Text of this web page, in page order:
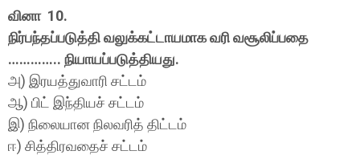
வினா 10.
நிர்பந்தப்படுத்தி வலுக்கட்டாயமாக வரி வசூலிப்பதை
………….. நியாயப்படுத்தியது.
அ) இரயத்துவாரி சட்டம்
ஆ) பிட் இந்தியச் சட்டம்
இ) நிலையான நிலவரித் திட்டம்
ஈ) சித்திரவதைச் சட்டம்